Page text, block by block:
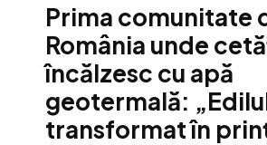
Prima comunitate
România unde
încălzesc cu apă
geotermală:
transformat în